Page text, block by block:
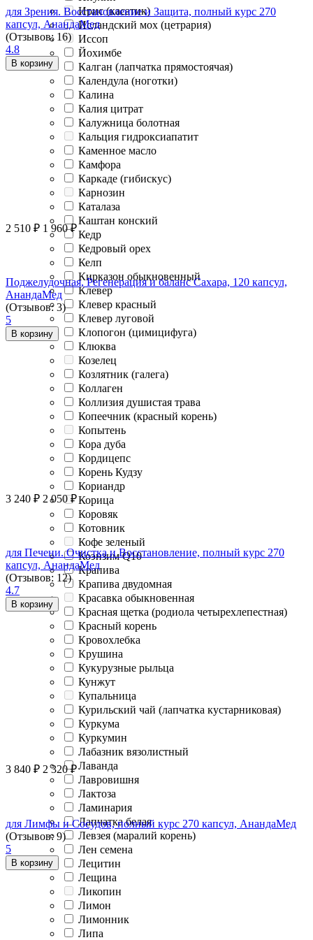
Ирис (касатик)
Исландский мох (цетрария)
Иссоп
Йохимбе
Калган (лапчатка прямостоячая)
Календула (ноготки)
Калина
Калия цитрат
Калужница болотная
Кальция гидроксиапатит
Каменное масло
Камфора
Каркаде (гибискус)
Карнозин
Каталаза
Каштан конский
Кедр
Кедровый орех
Келп
Кирказон обыкновенный
Клевер
Клевер красный
Клевер луговой
Клопогон (цимицифуга)
Клюква
Козелец
Козлятник (галега)
Коллаген
Коллизия душистая трава
Копеечник (красный корень)
Копытень
Кора дуба
Кордицепс
Корень Кудзу
Кориандр
Корица
Коровяк
Котовник
Кофе зеленый
Коэнзим Q10
Крапива
Крапива двудомная
Красавка обыкновенная
Красная щетка (родиола четырехлепестная)
Красный корень
Кровохлебка
Крушина
Кукурузные рыльца
Кунжут
Купальница
Курильский чай (лапчатка кустарниковая)
Куркума
Куркумин
Лабазник вязолистный
Лаванда
Лавровишня
Лактоза
Ламинария
Лапчатка белая
Левзея (маралий корень)
Лен семена
Лецитин
Лещина
Ликопин
Лимон
Лимонник
Липа
для Зрения. Восстановление и Защита, полный курс 270
капсул, АнандаМед
(Отзывов: 16)
4.8
В корзину
2 510 ₽ 1 960 ₽
Поджелудочная, Регенерация и баланс Сахара, 120 капсул,
АнандаМед
(Отзывов: 3)
5
В корзину
3 240 ₽ 2 050 ₽
для Печени. Очистка и Восстановление, полный курс 270
капсул, АнандаМед
(Отзывов: 12)
4.7
В корзину
3 840 ₽ 2 320 ₽
для Лимфы и Сосудов, полный курс 270 капсул, АнандаМед
(Отзывов: 9)
5
В корзину